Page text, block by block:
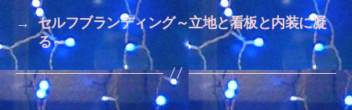
→ セルフブランディング～立地と看板と内装に凝
る～